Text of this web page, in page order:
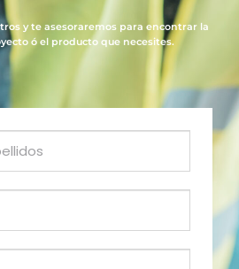
y te asesoraremos para encontrar la
ó el producto que necesites.